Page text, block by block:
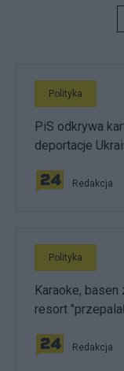
Polityka
PiS odkrywa
deportacje
Redakcja
Polityka
Karaoke, basen
resort
Redakcja